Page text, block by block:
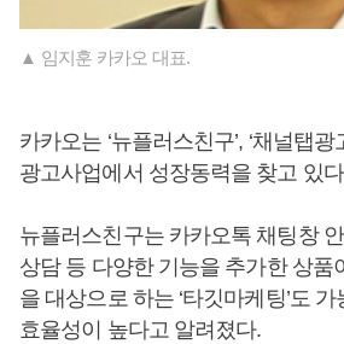
▲ 임지훈 카카오 대표.
카카오는 ‘뉴플러스친구’, ‘채널탭광
광고사업에서 성장동력을 찾고 있
뉴플러스친구는 카카오톡 채팅창
상담 등 다양한 기능을 추가한 상품
을 대상으로 하는 ‘타깃마케팅’도
효율성이 높다고 알려졌다.